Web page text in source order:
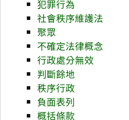
犯罪行為
社會秩序維護法
聚眾
不確定法律概念
行政處分無效
判斷餘地
秩序行政
負面表列
概括條款